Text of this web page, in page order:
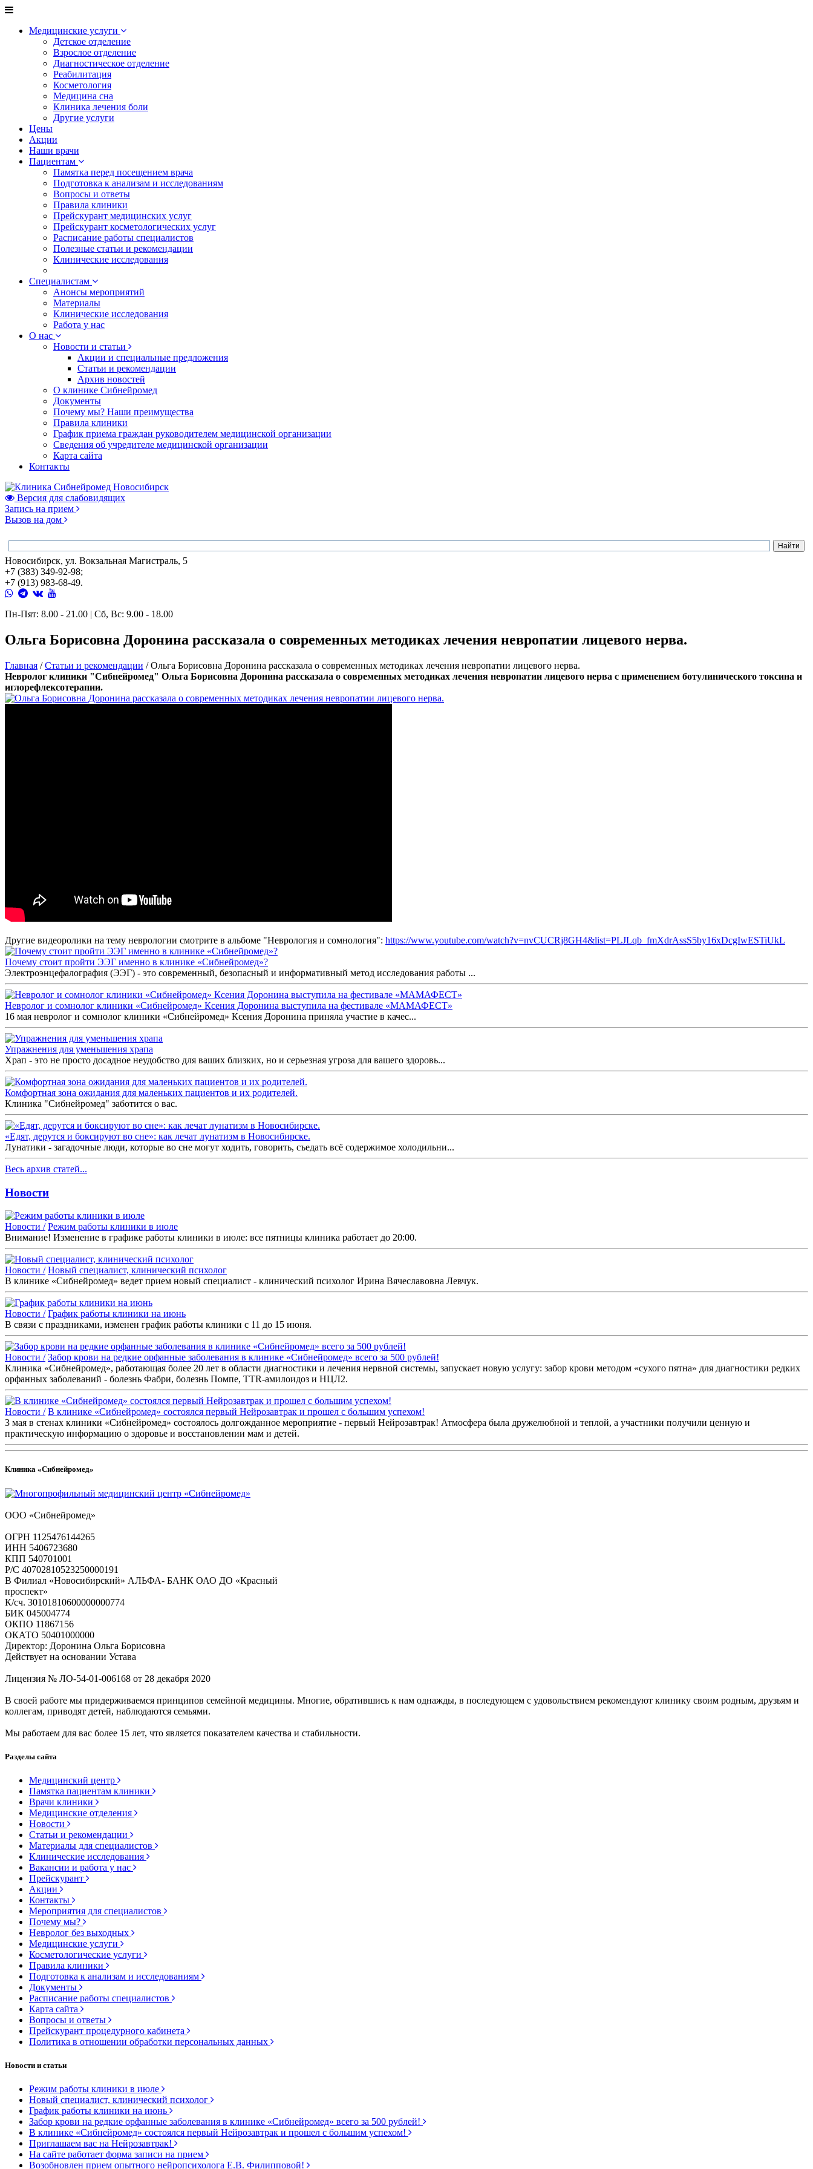
Медицинские услуги
Детское отделение
Взрослое отделение
Диагностическое отделение
Реабилитация
Косметология
Медицина сна
Клиника лечения боли
Другие услуги
Цены
Акции
Наши врачи
Пациентам
Памятка перед посещением врача
Подготовка к анализам и исследованиям
Вопросы и ответы
Правила клиники
Прейскурант медицинских услуг
Прейскурант косметологических услуг
Расписание работы специалистов
Полезные статьи и рекомендации
Клинические исследования
Специалистам
Анонсы мероприятий
Материалы
Клинические исследования
Работа у нас
О нас
Новости и статьи
Акции и специальные предложения
Статьи и рекомендации
Архив новостей
О клинике Сибнейромед
Документы
Почему мы? Наши преимущества
Правила клиники
График приема граждан руководителем медицинской организации
Сведения об учредителе медицинской организации
Карта сайта
Контакты
Версия для слабовидящих
Запись на прием
Вызов на дом
Новосибирск, ул. Вокзальная Магистраль, 5
+7 (383) 349-92-98;
+7 (913) 983-68-49.
Пн-Пят: 8.00 - 21.00 | Сб, Вс: 9.00 - 18.00
Ольга Борисовна Доронина рассказала о современных методиках лечения невропатии лицевого нерва.
Главная /Статьи и рекомендации /Ольга Борисовна Доронина рассказала о современных методиках лечения невропатии лицевого нерва.
Невролог клиники "Сибнейромед" Ольга Борисовна Доронина рассказала о современных методиках лечения невропатии лицевого нерва с применением ботулинического токсина и
иглорефлексотерапии.
Другие видеоролики на тему неврологии смотрите в альбоме "Неврология и сомнология": https://www.youtube.com/watch?v=nvCUCRj8GH4&list=PLJLqb_fmXdrAssS5by16xDcgIwESTiUkL
Почему стоит пройти ЭЭГ именно в клинике «Сибнейромед»?
Электроэнцефалография (ЭЭГ) - это современный, безопасный и информативный метод исследования работы ...
Невролог и сомнолог клиники «Сибнейромед» Ксения Доронина выступила на фестивале «МАМАФЕСТ»
16 мая невролог и сомнолог клиники «Сибнейромед» Ксения Доронина приняла участие в качес...
Упражнения для уменьшения храпа
Храп - это не просто досадное неудобство для ваших близких, но и серьезная угроза для вашего здоровь...
Комфортная зона ожидания для маленьких пациентов и их родителей.
Клиника "Сибнейромед" заботится о вас.
«Едят, дерутся и боксируют во сне»: как лечат лунатизм в Новосибирске.
Лунатики - загадочные люди, которые во сне могут ходить, говорить, съедать всё содержимое холодильни...
Весь архив статей...
Новости
Новости / Режим работы клиники в июле
Внимание! Изменение в графике работы клиники в июле: все пятницы клиника работает до 20:00.
Новости / Новый специалист, клинический психолог
В клинике «Сибнейромед» ведет прием новый специалист - клинический психолог Ирина Вячеславовна Левчук.
Новости / График работы клиники на июнь
В связи с праздниками, изменен график работы клиники с 11 до 15 июня.
Новости / Забор крови на редкие орфанные заболевания в клинике «Сибнейромед» всего за 500 рублей!
Клиника «Сибнейромед», работающая более 20 лет в области диагностики и лечения нервной системы, запускает новую услугу: забор крови методом «сухого пятна» для диагностики редких
орфанных заболеваний - болезнь Фабри, болезнь Помпе, TTR-амилоидоз и НЦЛ2.
Новости / В клинике «Сибнейромед» состоялся первый Нейрозавтрак и прошел с большим успехом!
3 мая в стенах клиники «Сибнейромед» состоялось долгожданное мероприятие - первый Нейрозавтрак! Атмосфера была дружелюбной и теплой, а участники получили ценную и
практическую информацию о здоровье и восстановлении мам и детей.
Клиника «Сибнейромед»
ООО «Сибнейромед»
ОГРН 1125476144265
ИНН 5406723680
КПП 540701001
Р/С 40702810523250000191
В Филиал «Новосибирский» АЛЬФА- БАНК ОАО ДО «Красный
проспект»
К/сч. 30101810600000000774
БИК 045004774
ОКПО 11867156
ОКАТО 50401000000
Директор: Доронина Ольга Борисовна
Действует на основании Устава
Лицензия № ЛО-54-01-006168 от 28 декабря 2020
В своей работе мы придерживаемся принципов семейной медицины. Многие, обратившись к нам однажды, в последующем с удовольствием рекомендуют клинику своим родным, друзьям и
коллегам, приводят детей, наблюдаются семьями.
Мы работаем для вас более 15 лет, что является показателем качества и стабильности.
Разделы сайта
Медицинский центр
Памятка пациентам клиники
Врачи клиники
Медицинские отделения
Новости
Статьи и рекомендации
Материалы для специалистов
Клинические исследования
Вакансии и работа у нас
Прейскурант
Акции
Контакты
Мероприятия для специалистов
Почему мы?
Невролог без выходных
Медицинские услуги
Косметологические услуги
Правила клиники
Подготовка к анализам и исследованиям
Документы
Расписание работы специалистов
Карта сайта
Вопросы и ответы
Прейскурант процедурного кабинета
Политика в отношении обработки персональных данных
Новости и статьи
Режим работы клиники в июле
Новый специалист, клинический психолог
График работы клиники на июнь
Забор крови на редкие орфанные заболевания в клинике «Сибнейромед» всего за 500 рублей!
В клинике «Сибнейромед» состоялся первый Нейрозавтрак и прошел с большим успехом!
Приглашаем вас на Нейрозавтрак!
На сайте работает форма записи на прием
Возобновлен прием опытного нейропсихолога Е.В. Филипповой!